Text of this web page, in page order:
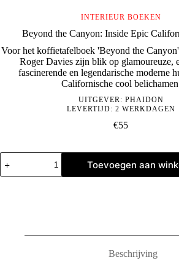
INTERIEUR BOEKEN
Beyond the Canyon: Inside Epic
Voor het koffietafelboek 'Beyond the
Roger Davies zijn blik op glamoureuze,
fascinerende en legendarische moderne
Californische cool
UITGEVER: PHAIDON
LEVERTIJD: 2 WERKDAGEN
€55
Beyond
the
Canyon:
Toevoegen aan
Beschrijving